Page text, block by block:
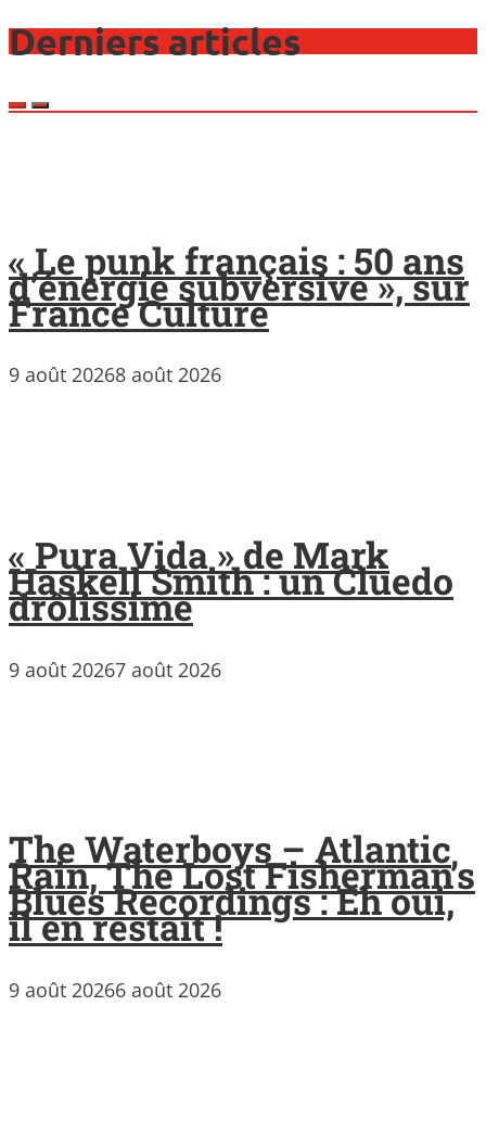
Derniers articles
« Le punk français : 50 ans
d’énergie subversive », sur
France Culture
9 août 20268 août 2026
« Pura Vida » de Mark
Haskell Smith : un Cluedo
drôlissime
9 août 20267 août 2026
The Waterboys – Atlantic
Rain, The Lost Fisherman’s
Blues Recordings : Eh oui,
il en restait !
9 août 20266 août 2026